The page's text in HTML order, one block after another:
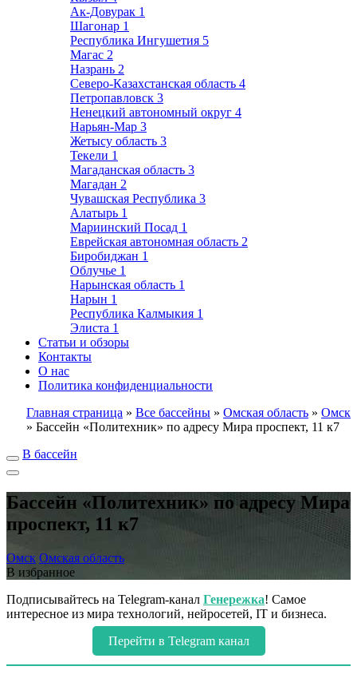
Ак-Довурак 1
Шагонар 1
Республика Ингушетия 5
Магас 2
Назрань 2
Северо-Казахстанская область 4
Петропавловск 3
Ненецкий автономный округ 4
Нарьян-Мар 3
Жетысу область 3
Текели 1
Магаданская область 3
Магадан 2
Чувашская Республика 3
Алатырь 1
Мариинский Посад 1
Еврейская автономная область 2
Биробиджан 1
Облучье 1
Нарынская область 1
Нарын 1
Республика Калмыкия 1
Элиста 1
Статьи и обзоры
Контакты
О нас
Политика конфиденциальности
Главная страница » Все бассейны » Омская область » Омск
» Бассейн «Политехник» по адресу Мира проспект, 11 к7
В бассейн
Бассейн «Политехник» по адресу Мира
проспект, 11 к7
Омск Омская область
В избранное
Подписывайтесь на Telegram-канал Генережка! Самое
интересное из мира технологий, нейросетей, IT и бизнеса.
Перейти в Telegram канал